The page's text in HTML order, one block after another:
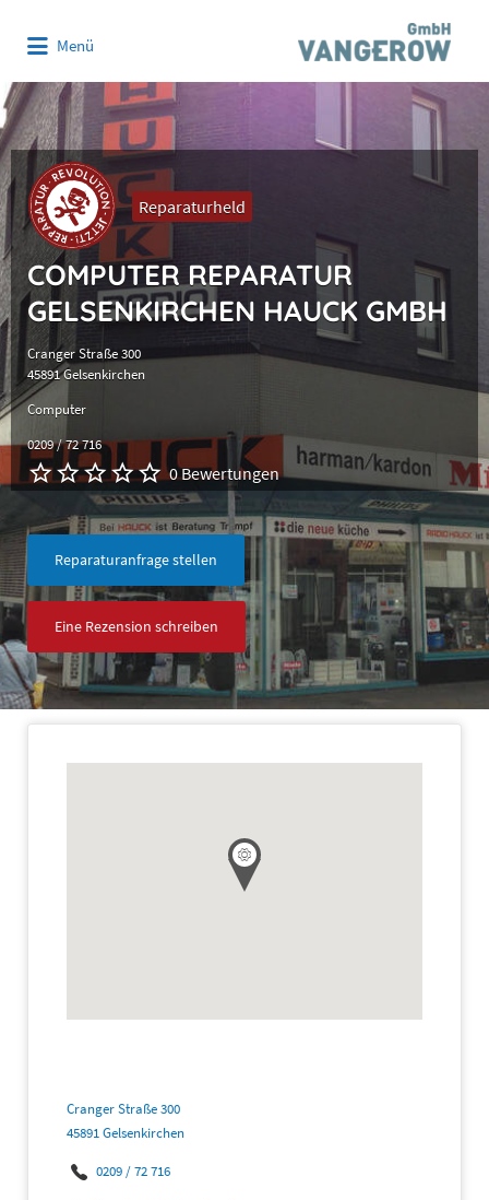
Menü
Reparaturheld
COMPUTER REPARATUR
GELSENKIRCHEN HAUCK GMBH
Cranger Straße 300
45891 Gelsenkirchen
Computer
0209 / 72 716
0 Bewertungen
Reparaturanfrage stellen
Eine Rezension schreiben
Cranger Straße 300
45891 Gelsenkirchen
0209 / 72 716